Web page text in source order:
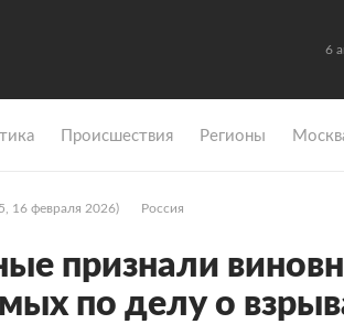
6
Происшествия Регионы
16 февраля 2026) Россия
признали
по делу о